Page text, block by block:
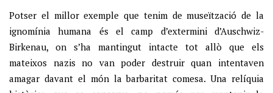
Potser el millor exemple que tenim de museïtzació de la
ignomínia humana és el camp d’extermini d’Auschwiz-
Birkenau, on s’ha mantingut intacte tot allò que els
mateixos nazis no van poder destruir quan intentaven
amagar davant el món la barbaritat comesa. Una relíquia